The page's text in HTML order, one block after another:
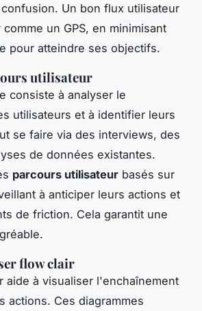
Un bon flux utilisateur
un GPS, en minimisant
pour atteindre ses objectifs.
utilisateur
consiste à analyser le
utilisateurs et à identifier leurs
se faire via des interviews, des
de données existantes.
parcours utilisateur basés sur
à anticiper leurs actions et
de friction. Cela garantit une
flow clair
aide à visualiser l'enchaînement
actions. Ces diagrammes